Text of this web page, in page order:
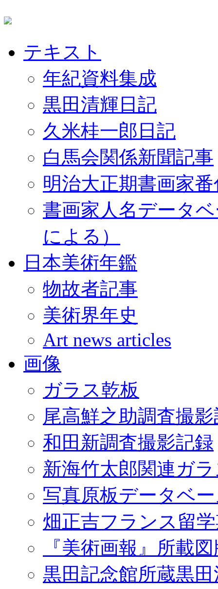
テキスト
年紀資料集成
黒田清輝日記
久米桂一郎日記
白馬会関係新聞記事
明治大正期書画家
書画家人名データ
による）
日本美術年鑑
物故者記事
美術界年史
Art news articles
画像
ガラス乾板
尾高鮮之助調査撮
和田新調査撮影記録
新海竹太郎関連ガ
写真原板データベ
畑正吉フランス留
『美術画報』所載
黒田記念館所蔵黒